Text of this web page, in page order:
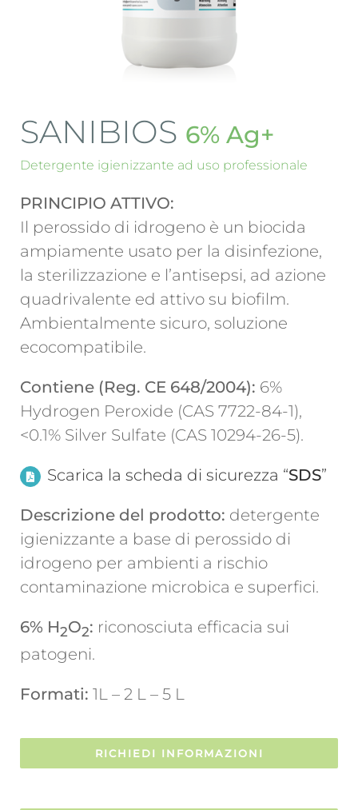
SANIBIOS 6% Ag+
Detergente igienizzante ad uso professionale
PRINCIPIO ATTIVO:
Il perossido di idrogeno è un biocida
ampiamente usato per la disinfezione,
la sterilizzazione e l’antisepsi, ad azione
quadrivalente ed attivo su biofilm.
Ambientalmente sicuro, soluzione
ecocompatibile.
Contiene (Reg. CE 648/2004): 6%
Hydrogen Peroxide (CAS 7722-84-1),
<0.1% Silver Sulfate (CAS 10294-26-5).
Scarica la scheda di sicurezza “SDS”
Descrizione del prodotto: detergente
igienizzante a base di perossido di
idrogeno per ambienti a rischio
contaminazione microbica e superfici.
6% H2O2: riconosciuta efficacia sui
patogeni.
Formati: 1L – 2 L – 5 L
RICHIEDI INFORMAZIONI